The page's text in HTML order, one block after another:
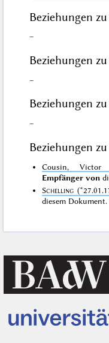
Beziehungen
–
Beziehungen
–
Beziehungen
–
Beziehungen
Cousin, Victor
Empfänger von
Schelling
diesem Dokument.